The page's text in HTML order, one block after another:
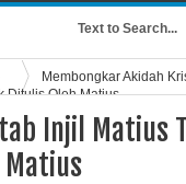
Membongkar Akidah
Ditulis Oleh Matius
Injil Matius
Matius